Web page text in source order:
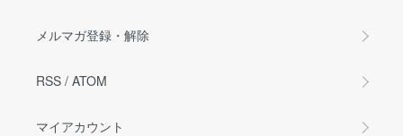
メルマガ登録・解除
RSS / ATOM
マイアカウント